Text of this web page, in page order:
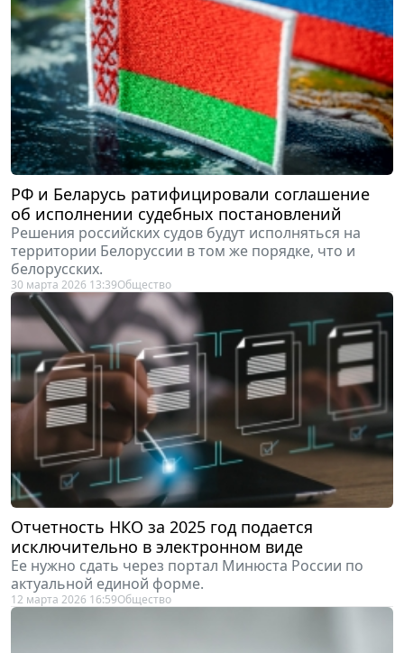
РФ и Беларусь ратифицировали соглашение
об исполнении судебных постановлений
Решения российских судов будут исполняться на
территории Белоруссии в том же порядке, что и
белорусских.
30 марта 2026 13:39
Отчетность НКО за 2025 год подается
исключительно в электронном виде
Ее нужно сдать через портал Минюста России по
актуальной единой форме.
12 марта 2026 16:59Общество